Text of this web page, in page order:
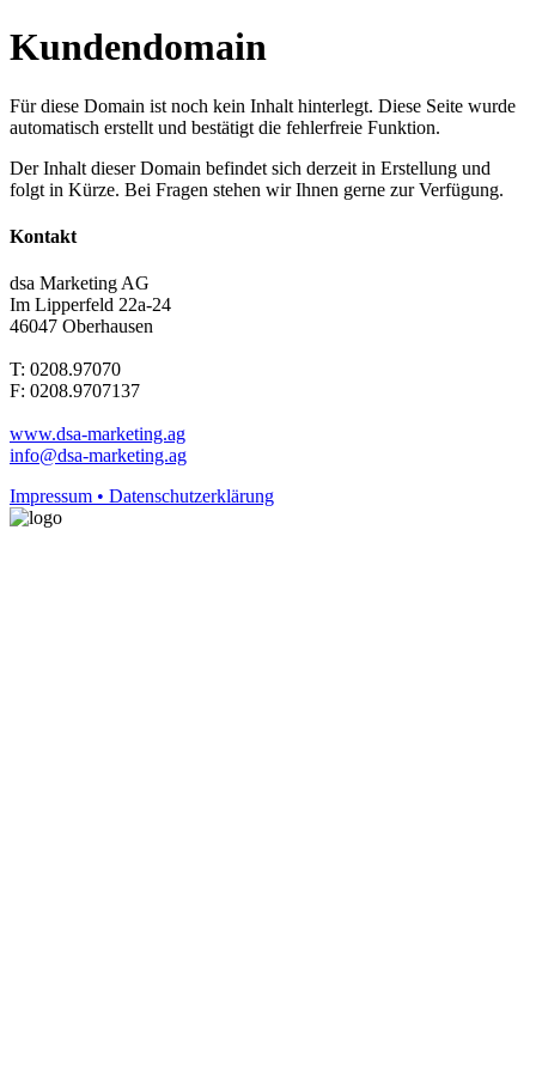
Kundendomain
Für diese Domain ist noch kein Inhalt hinterlegt. Diese Seite wurde
automatisch erstellt und bestätigt die fehlerfreie Funktion.
Der Inhalt dieser Domain befindet sich derzeit in Erstellung und
folgt in Kürze. Bei Fragen stehen wir Ihnen gerne zur Verfügung.
Kontakt
dsa Marketing AG
Im Lipperfeld 22a-24
46047 Oberhausen
T: 0208.97070
F: 0208.9707137
www.dsa-marketing.ag
info@dsa-marketing.ag
Impressum • Datenschutzerklärung